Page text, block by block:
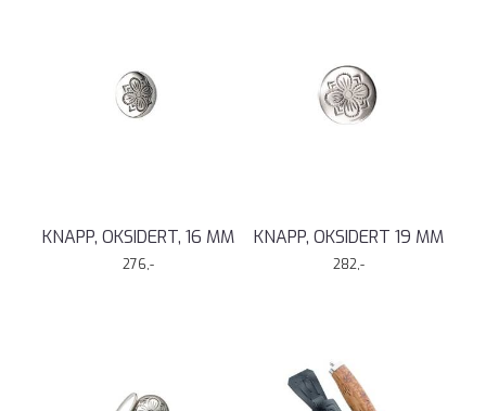
KNAPP, OKSIDERT, 16 MM
276,-
KNAPP, OKSIDERT 19 MM
282,-